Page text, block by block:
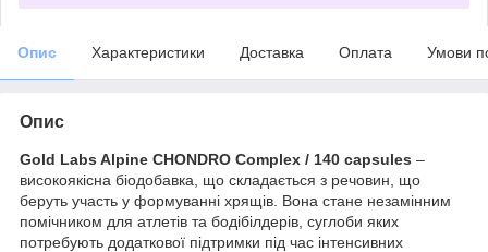
Опис Характеристики Доставка Оплата Умови
Опис
Gold Labs Alpine CHONDRO Complex / 140 capsules –
високоякісна біодобавка, що складається з речовин, що
беруть участь у формуванні хрящів. Вона стане незамінним
помічником для атлетів та бодібілдерів, суглоби яких
потребують додаткової підтримки під час інтенсивних